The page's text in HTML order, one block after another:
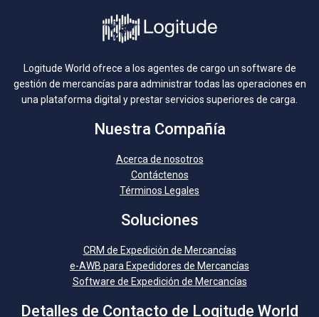
Logitude World ofrece a los agentes de cargo un software de
gestión de mercancías para administrar todas las operaciones en
una plataforma digital y prestar servicios superiores de carga.
Nuestra Compañía
Acerca de nosotros
Contáctenos
Términos Legales
Soluciones
CRM de Expedición de Mercancías
e-AWB para Expedidores de Mercancías
Software de Expedición de Mercancías
Detalles de Contacto de Logitude World